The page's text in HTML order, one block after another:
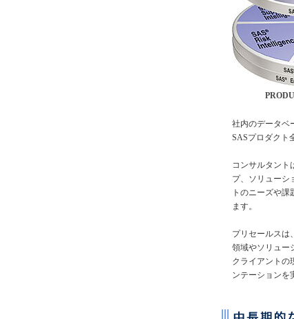
社内のデータベ
SASプロダクト
コンサルタント
プ、ソリューシ
トのニーズや
ます。
プリセールスは
領域やソリュー
クライアントの
ンテーションを